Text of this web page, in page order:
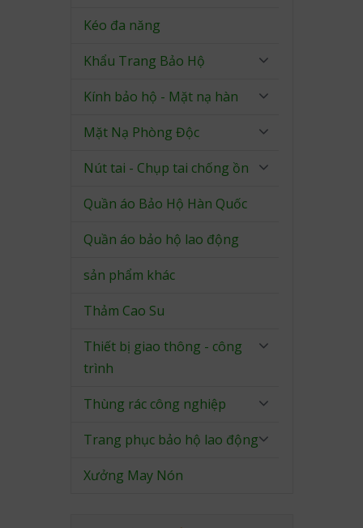
Kéo đa năng
Khẩu Trang Bảo Hộ
Kính bảo hộ - Mặt nạ hàn
Mặt Nạ Phòng Độc
Nút tai - Chụp tai chống ồn
Quần áo Bảo Hộ Hàn Quốc
Quần áo bảo hộ lao động
sản phẩm khác
Thảm Cao Su
Thiết bị giao thông - công
trình
Thùng rác công nghiệp
Trang phục bảo hộ lao động
Xưởng May Nón